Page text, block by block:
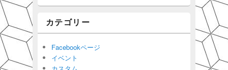
カテゴリー
Facebookページ
イベント